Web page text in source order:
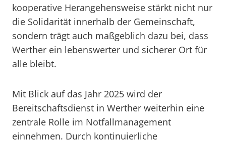
kooperative Herangehensweise stärkt nicht nur
die Solidarität innerhalb der Gemeinschaft,
sondern trägt auch maßgeblich dazu bei, dass
Werther ein lebenswerter und sicherer Ort für
alle bleibt.
Mit Blick auf das Jahr 2025 wird der
Bereitschaftsdienst in Werther weiterhin eine
zentrale Rolle im Notfallmanagement
einnehmen. Durch kontinuierliche